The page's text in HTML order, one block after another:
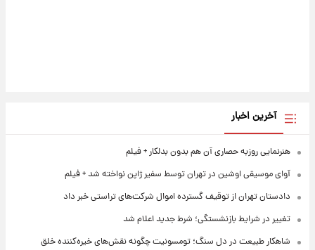
آخرین اخبار
هنرنمایی روزبه حصاری آن هم بدون بدلکار + فیلم
آوای موسیقی اوشین در تهران توسط سفیر ژاپن نواخته شد + فیلم
دادستان تهران از توقیف گسترده اموال شرکت‌های تراستی خبر داد
تغییر در شرایط بازنشستگی؛ شرط جدید اعلام شد
شاهکار طبیعت در دل سنگ؛ تومسونیت چگونه نقش‌های خیره‌کننده خلق